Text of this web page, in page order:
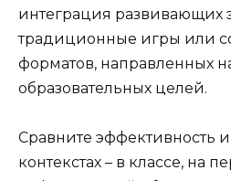
интеграция развивающих
традиционные игры или
форматов, направленных
образовательных целей.
Сравните эффективность
контекстах – в классе, на